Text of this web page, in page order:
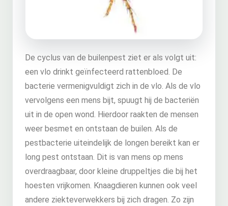
De cyclus van de builenpest ziet er als volgt uit:
een vlo drinkt geïnfecteerd rattenbloed. De
bacterie vermenigvuldigt zich in de vlo. Als de vlo
vervolgens een mens bijt, spuugt hij de bacteriën
uit in de open wond. Hierdoor raakten de mensen
weer besmet en ontstaan de builen. Als de
pestbacterie uiteindelijk de longen bereikt kan er
long pest ontstaan. Dit is van mens op mens
overdraagbaar, door kleine druppeltjes die bij het
hoesten vrijkomen. Knaagdieren kunnen ook veel
andere ziekteverwekkers bij zich dragen. Zo zijn